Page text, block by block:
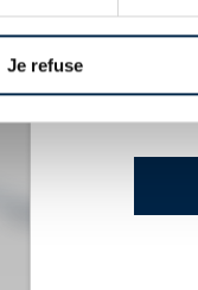
Je refuse